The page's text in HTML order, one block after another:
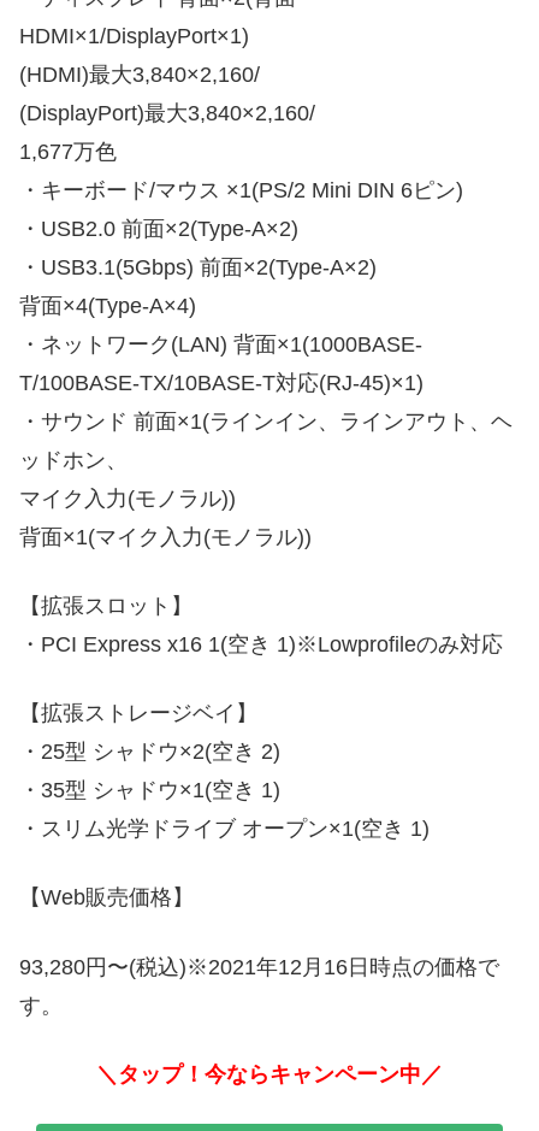
HDMI×1/DisplayPort×1)
(HDMI)最大3,840×2,160/
(DisplayPort)最大3,840×2,160/
1,677万色
・キーボード/マウス ×1(PS/2 Mini DIN 6ピン)
・USB2.0 前面×2(Type-A×2)
・USB3.1(5Gbps) 前面×2(Type-A×2)
背面×4(Type-A×4)
・ネットワーク(LAN) 背面×1(1000BASE-
T/100BASE-TX/10BASE-T対応(RJ-45)×1)
・サウンド 前面×1(ラインイン、ラインアウト、ヘ
ッドホン、
マイク入力(モノラル))
背面×1(マイク入力(モノラル))
【拡張スロット】
・PCI Express x16 1(空き 1)※Lowprofileのみ対応
【拡張ストレージベイ】
・25型 シャドウ×2(空き 2)
・35型 シャドウ×1(空き 1)
・スリム光学ドライブ オープン×1(空き 1)
【Web販売価格】
93,280円〜(税込)※2021年12月16日時点の価格で
す。
＼タップ！今ならキャンペーン中／